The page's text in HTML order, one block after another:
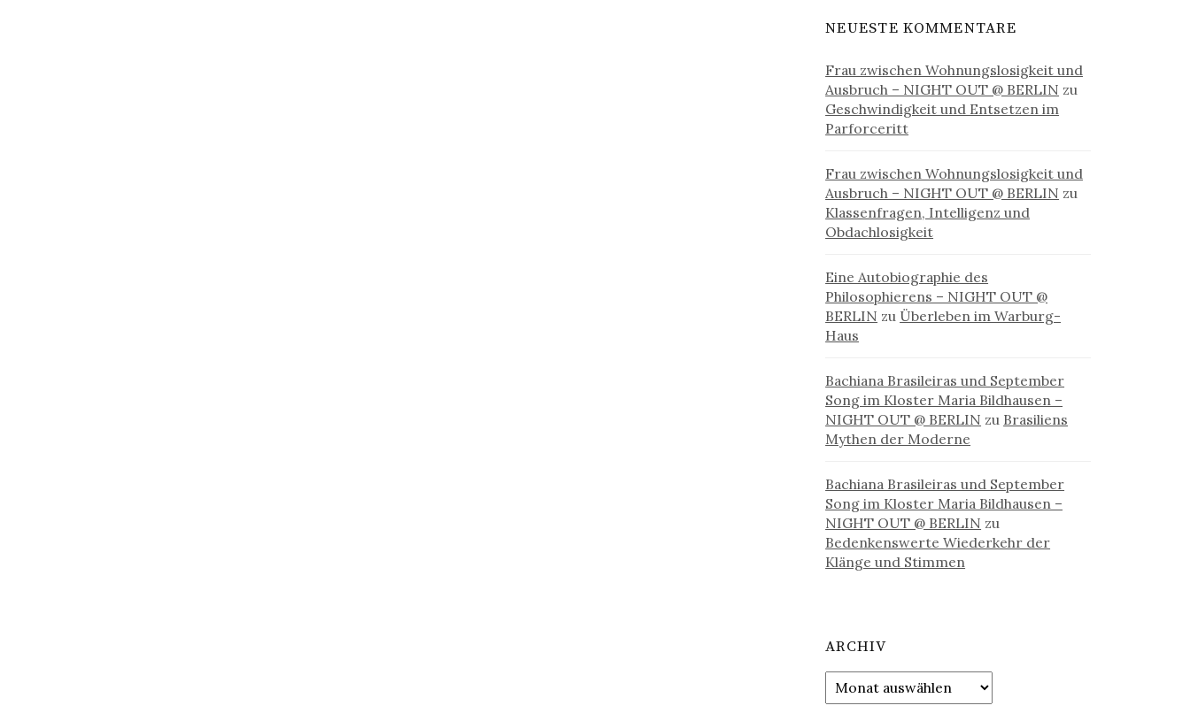
NEUESTE KOMMENTARE
Frau zwischen Wohnungslosigkeit und
Ausbruch – NIGHT OUT @ BERLIN zu
Geschwindigkeit und Entsetzen im
Parforceritt
Frau zwischen Wohnungslosigkeit und
Ausbruch – NIGHT OUT @ BERLIN zu
Klassenfragen, Intelligenz und
Obdachlosigkeit
Eine Autobiographie des
Philosophierens – NIGHT OUT @
BERLIN zu Überleben im Warburg-
Haus
Bachiana Brasileiras und September
Song im Kloster Maria Bildhausen –
NIGHT OUT @ BERLIN zu Brasiliens
Mythen der Moderne
Bachiana Brasileiras und September
Song im Kloster Maria Bildhausen –
NIGHT OUT @ BERLIN zu
Bedenkenswerte Wiederkehr der
Klänge und Stimmen
ARCHIV
Archiv